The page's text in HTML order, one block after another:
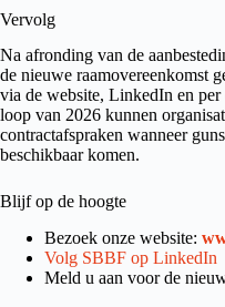
Vervolg
Na afronding van de
de nieuwe raamovereenkomst
via de website, LinkedIn en per
loop van 2026 kunnen
contractafspraken wanneer
beschikbaar komen.
Blijf op de hoogte
Bezoek onze website:
Volg SBBF op LinkedIn
Meld u aan voor de